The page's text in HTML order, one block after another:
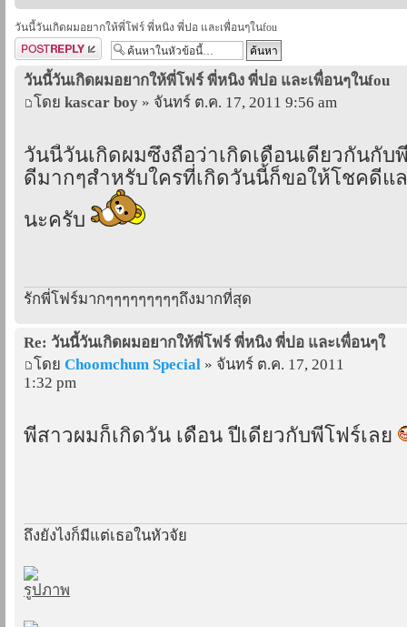
วันนี้วันเกิดผมอยากให้พี่โฟร์ พี่หนิง พี่ปอ และเพื่อนๆในfou
ตอบกระทู้
วันนี้วันเกิดผมอยากให้พี่โฟร์ พี่หนิง พี่ปอ และเพื่อนๆในfou
โดย kascar boy » จันทร์ ต.ค. 17, 2011 9:56 am
วันนี้วันเกิดผมซึ่งถือว่าเกิดเดือนเดียวกันกับ
ดีมากๆสำหรับใครที่เกิดวันนี้ก็ขอให้โชคดีแ
นะครับ
รักพี่โฟร์มากๆๆๆๆๆๆๆๆๆถึงมากที่สุด
Re: วันนี้วันเกิดผมอยากให้พี่โฟร์ พี่หนิง พี่ปอ และเพื่อนๆใ
โดย Choomchum Special » จันทร์ ต.ค. 17, 2011
1:32 pm
พี่สาวผมก็เกิดวัน เดือน ปีเดียวกับพี่โฟร์เลย
ถึงยังไงก็มีแต่เธอในหัวจัย